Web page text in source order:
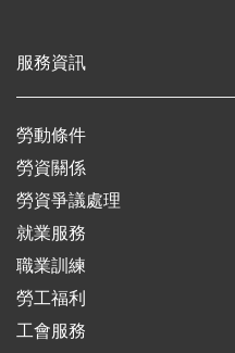
服務資訊
勞動條件
勞資關係
勞資爭議處理
就業服務
職業訓練
勞工福利
工會服務